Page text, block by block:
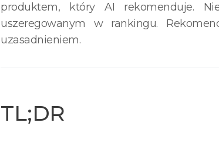
produktem, który AI rekomenduje.
uszeregowanym w rankingu.
uzasadnieniem.
TL;DR